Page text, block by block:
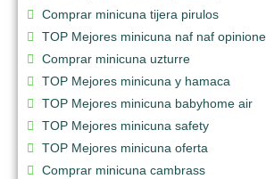
Comprar minicuna tijera pirulos
TOP Mejores minicuna naf naf
Comprar minicuna uzturre
TOP Mejores minicuna y hamaca
TOP Mejores minicuna babyhome air
TOP Mejores minicuna safety
TOP Mejores minicuna oferta
Comprar minicuna cambrass